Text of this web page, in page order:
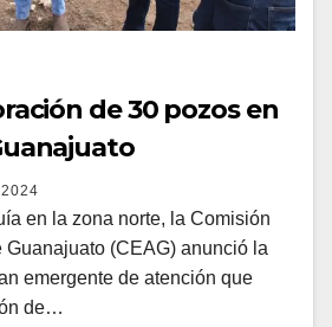
de 30 pozos en
en la zona norte, la Comisión
Guanajuato (CEAG) anunció la
emergente de atención que
de…